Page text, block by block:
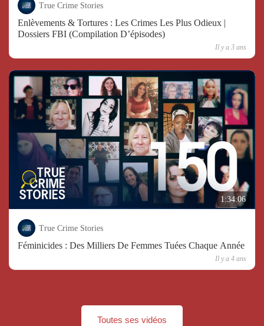
True Crime Stories
Enlèvements & Tortures : Les Crimes Les Plus Odieux |
Dossiers FBI (Compilation D’épisodes)
Il y a 3 ans
1:34:06
True Crime Stories
Féminicides : Des Milliers De Femmes Tuées Chaque Année
Il y a 4 ans
Toutes ses vidéos